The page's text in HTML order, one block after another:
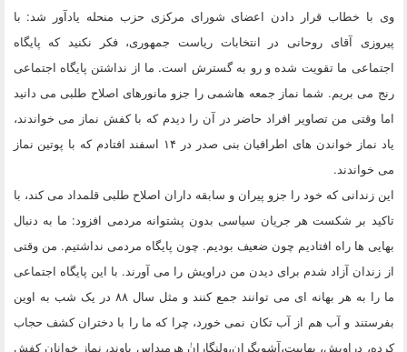
وی با خطاب قرار دادن اعضای شورای مرکزی حزب منحله یادآور شد: با
پیروزی آقای روحانی در انتخابات ریاست جمهوری، فکر نکنید که پایگاه
اجتماعی ما تقویت شده و رو به گسترش است. ما از نداشتن پایگاه اجتماعی
رنج می بریم. شما نماز جمعه هاشمی را جزو مانورهای اصلاح طلبی می دانید
اما وقتی من تصاویر افراد حاضر در آن را دیدم که با کفش نماز می خواندند،
یاد نماز خواندن های اطرافیان بنی صدر در ۱۴ اسفند افتادم که با پوتین نماز
می خواندند.
این زندانی که خود را جزو پیران و سابقه داران اصلاح طلبی قلمداد می کند، با
تاکید بر شکست هر جریان سیاسی بدون پشتوانه مردمی افزود: ما به دنبال
بهایی ها راه افتادیم چون ضعیف بودیم. چون پایگاه مردمی نداشتیم. من وقتی
از زندان آزاد شدم برای دیدن من دراویش را می آورند. با این پایگاه اجتماعی
ما را به هر بهانه ای می توانند جمع کنند و مثل سال ۸۸ در یک شب به اوین
بفرستند و آب هم از آب تکان نمی خورد، چرا که ما را با دختران کشف حجاب
کرده، دراویش، بهاییت،آشوبگران،ولنگارانٰ هرمیداس باوند، نماز خوانان کفش